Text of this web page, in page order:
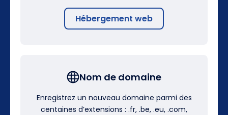
Hébergement web
Nom de domaine
Enregistrez un nouveau domaine parmi des
centaines d’extensions : .fr, .be, .eu, .com,